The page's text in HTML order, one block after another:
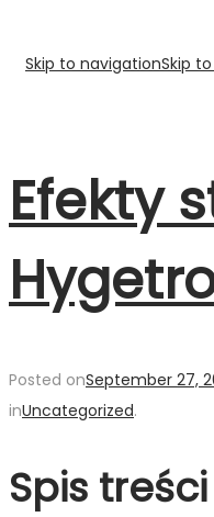
Skip to navigationSkip
Efekty
Posted onSeptember 27,
inUncategorized.
Spis treści